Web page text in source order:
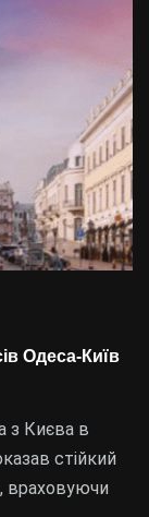
Одеса-Київ
з Києва в
стійкий
враховуючи